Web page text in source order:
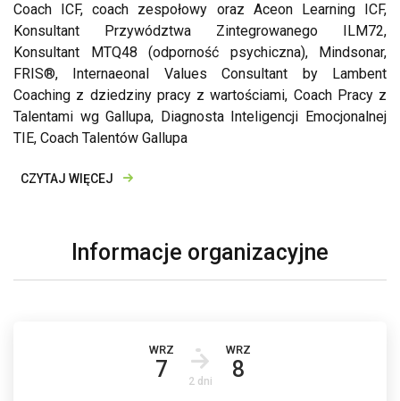
Coach ICF, coach zespołowy oraz Aceon Learning ICF,
Konsultant Przywództwa Zintegrowanego ILM72,
Konsultant MTQ48 (odporność psychiczna), Mindsonar,
FRIS®, Internaeonal Values Consultant by Lambent
Coaching z dziedziny pracy z wartościami, Coach Pracy z
Talentami wg Gallupa, Diagnosta Inteligencji Emocjonalnej
TIE, Coach Talentów Gallupa
CZYTAJ WIĘCEJ
Informacje organizacyjne
WRZ
7 2 dni
WRZ
8